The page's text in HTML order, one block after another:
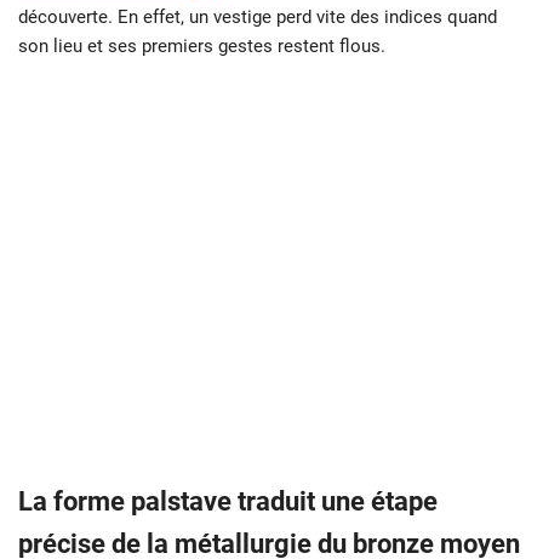
découverte. En effet, un vestige perd vite des indices quand
son lieu et ses premiers gestes restent flous.
La forme palstave traduit une étape
précise de la métallurgie du bronze moyen